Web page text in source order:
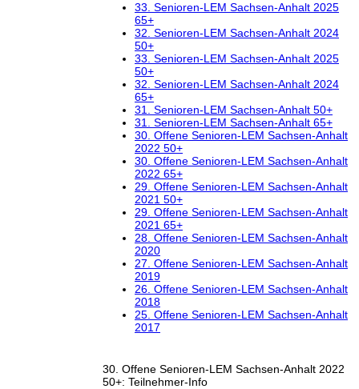
33. Senioren-LEM Sachsen-Anhalt 2025
65+
32. Senioren-LEM Sachsen-Anhalt 2024
50+
33. Senioren-LEM Sachsen-Anhalt 2025
50+
32. Senioren-LEM Sachsen-Anhalt 2024
65+
31. Senioren-LEM Sachsen-Anhalt 50+
31. Senioren-LEM Sachsen-Anhalt 65+
30. Offene Senioren-LEM Sachsen-Anhalt
2022 50+
30. Offene Senioren-LEM Sachsen-Anhalt
2022 65+
29. Offene Senioren-LEM Sachsen-Anhalt
2021 50+
29. Offene Senioren-LEM Sachsen-Anhalt
2021 65+
28. Offene Senioren-LEM Sachsen-Anhalt
2020
27. Offene Senioren-LEM Sachsen-Anhalt
2019
26. Offene Senioren-LEM Sachsen-Anhalt
2018
25. Offene Senioren-LEM Sachsen-Anhalt
2017
30. Offene Senioren-LEM Sachsen-Anhalt 2022
50+: Teilnehmer-Info